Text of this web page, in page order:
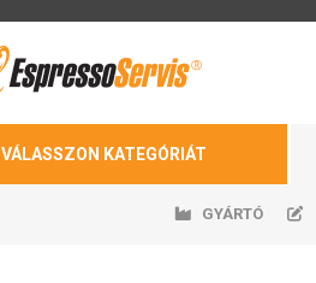
VÁLASSZON KATEGÓRIÁT
GYÁRTÓ